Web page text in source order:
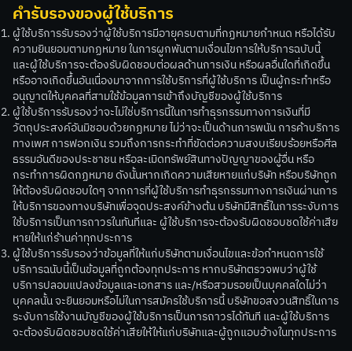
คำรับรองของผู้ใช้บริการ
ผู้ใช้บริการรับรองว่าผู้ใช้บริการมีอายุครบตามที่กฏหมายกำหนด หรือได้รับ
ความยินยอมตามกฏหมาย ในการผูกพันตามเงื่อนไขการให้บริการฉบับนี้
และผู้ใช้บริการจะต้องรับผิดชอบต่อผลด้านการเงิน หรือผลอื่นใดที่เกิดขึ้น
หรืออาจเกิดขึ้นอันเนื่องมาจากการใช้บริการที่ผู้ใช้บริการ เป็นผู้กระทำหรือ
อนุญาตให้บุคคลที่สามใช้ข้อมูลการเข้าถึงบัญชีของผู้ใช้บริการ
ผู้ใช้บริการรับรองว่าจะไม่ใช่บริการนี้ในการทำธุรกรรมทางการเงินที่มี
วัตถุประสงค์อันมิชอบด้วยกฏหมาย ไม่ว่าจะเป็นด้านการพนัน การค้าบริการ
ทางเพศ การฟอกเงิน รวมถึงการกระทำที่ขัดต่อความสงบเรียบร้อยหรือศีล
ธรรมอันดีของประชาชน หรือละเมิดทรัพย์สินทางปัญญาของผู้อื่น หรือ
กระทำการผิดกฏหมาย ดังนั้นหากเกิดความเสียหายแก่บริษัท หรือบริษัทถูก
ให้ต้องรับผิดชอบใดๆ จากการที่ผู้ใช้บริการทำธุรกรรมทางการเงินผ่านการ
ให้บริการของทางบริษัทเพื่อจุดประสงค์ข้างต้น บริษัทมีสิทธิ์ในการระงับการ
ใช้บริการเป็นการถาวรในทันทีและ ผู้ใช้บริการจะต้องรับผิดชอบชดใช้ค่าเสีย
หายให้แก่ร้านค่าทุกประการ
ผู้ใช้บริการรับรองว่าข้อมูลที่ให้แก่บริษัทตามเงื่อนไขและข้อกำหนดการใช้
บริการฉนับนี้เป็นข้อมูลที่ถูกต้องทุกประการ หากบริษัทตรวจพบว่าผู้ใช้
บริการปลอมแปลงข้อมูลและเอกสาร และ/หรือสวมรอยเป็นบุคคลใดไม่ว่า
บุคคลนั้น จะยินยอมหรือไม่ในการสมัครใช้บริการนี้ บริษัทขอสงวนสิทธิ์ในการ
ระงับการใช้งานบัญชีของผู้ใช้บริการเป็นการถาวรได้ทันที และผู้ใช้บริการ
จะต้องรับผิดชอบชดใช้ค่าเสียให้ให้แก่บริษัทและผู้ถูกแอบอ้างในทุกประการ